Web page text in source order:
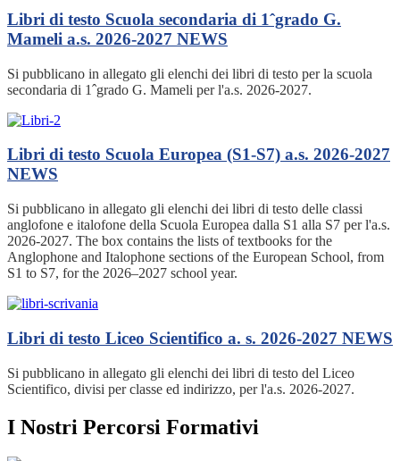
Libri di testo Scuola secondaria di 1ˆgrado G.
Mameli a.s. 2026-2027 NEWS
Si pubblicano in allegato gli elenchi dei libri di testo per la scuola
secondaria di 1ˆgrado G. Mameli per l'a.s. 2026-2027.
Libri di testo Scuola Europea (S1-S7) a.s. 2026-2027
NEWS
Si pubblicano in allegato gli elenchi dei libri di testo delle classi
anglofone e italofone della Scuola Europea dalla S1 alla S7 per l'a.s.
2026-2027. The box contains the lists of textbooks for the
Anglophone and Italophone sections of the European School, from
S1 to S7, for the 2026–2027 school year.
Libri di testo Liceo Scientifico a. s. 2026-2027 NEWS
Si pubblicano in allegato gli elenchi dei libri di testo del Liceo
Scientifico, divisi per classe ed indirizzo, per l'a.s. 2026-2027.
I Nostri Percorsi Formativi